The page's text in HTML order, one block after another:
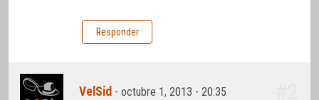
Responder
VelSid -octubre 1, 2013 - 20:35